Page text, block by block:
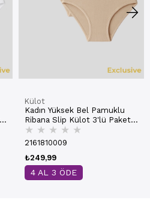
Külot
Kadın Yüksek Bel Pamuklu
Ribana Slip Külot 3'lü Paket
– Esnek & Rahat | Ten K0305
★ ★ ★ ★ ★
2161810009
₺249,99
4 AL 3 ÖDE